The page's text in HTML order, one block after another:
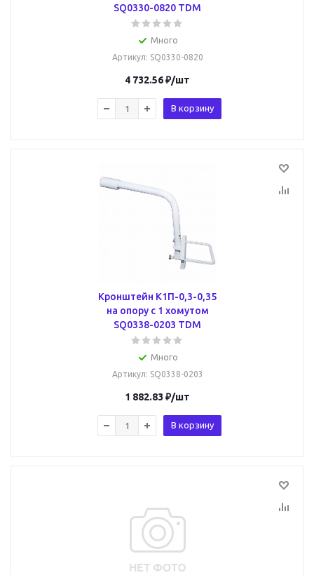
SQ0330-0820 TDM
Много
Артикул: SQ0330-0820
4 732.56₽/шт
В корзину
Кронштейн К1П-0,3-0,35
на опору с 1 хомутом
SQ0338-0203 TDM
Много
Артикул: SQ0338-0203
1 882.83 ₽/шт
В корзину